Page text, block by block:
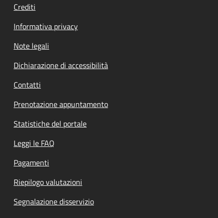
Crediti
Informativa privacy
Note legali
Dichiarazione di accessibilità
Contatti
Prenotazione appuntamento
Statistiche del portale
Leggi le FAQ
Pagamenti
Riepilogo valutazioni
Segnalazione disservizio